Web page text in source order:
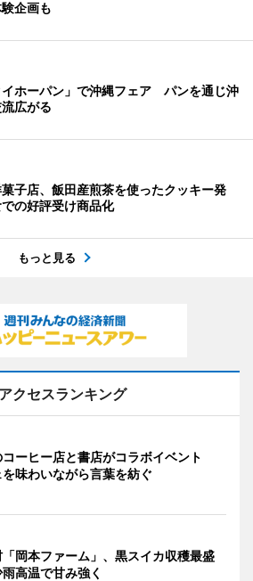
企画も
ホーパン」で沖縄フェア パンを通じ沖
広がる
菓子店、飯田産煎茶を使ったクッキー発
の好評受け商品化
もっと見る
アクセスランキング
コーヒー店と書店がコラボイベント
味わいながら言葉を紡ぐ
岡本ファーム」、黒スイカ収穫最盛
高温で甘み強く